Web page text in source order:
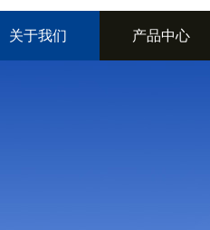
关于我们 产品中心